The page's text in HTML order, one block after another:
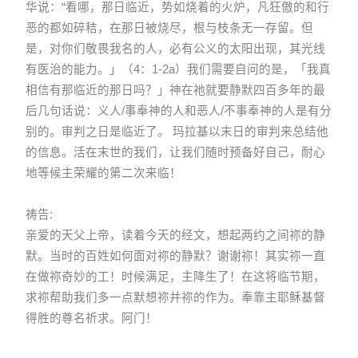
华说：“看哪，那日临近，势如烧着的火炉，凡狂傲的和行
恶的都如碎秸，在那日被烧尽，根与枝条无一存留。但
是，对你们敬畏我名的人，必有公义的太阳出现，其光线
有医治的能力。」（4：1-2a）我们需要自问的是，「我真
相信有那临近的那日吗？」神在祂就要静默四百多年的最
后几句话说：义人/事奉神的人和恶人/不事奉神的人是有分
别的。审判之日是临近了。 玛拉基以末日的审判来总结他
的信息。活在末世的我们，让我们随时预备好自己，耐心
地等候主荣耀的第二次来临！
祷告:
亲爱的天父上帝，读着今天的经文，想起两约之间祢的静
默。当时的百姓如何面对祢的静默？谢谢祢！其实祢一直
在做祢奇妙的工！时候满足，主降生了！在这将临节期，
求祢帮助我们多一点默想祢并祢的作为。奉靠主耶稣基督
得胜的尊名祈求。阿门！